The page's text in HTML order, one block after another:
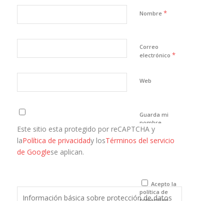
Nombre *
Correo
electrónico *
Web
Guarda mi
nombre,
correo
electrónico y
que comente.
Este sitio esta protegido por reCAPTCHA y
laPolítica de privacidady losTérminos del servicio
de Googlese aplican.
Acepto la
política de
Información básica sobre protección de datos